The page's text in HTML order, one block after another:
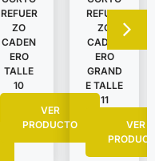
REFUER
ZO
CADEN
ERO
TALLE
10
VER
PRODUCTO
REFUER
ZO
CADEN
ERO
GRAND
E TALLE
11
VER